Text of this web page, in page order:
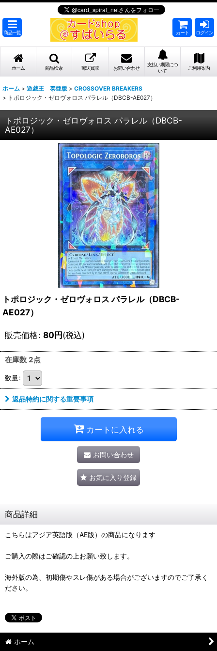
商品一覧 カート ログイン
ホーム 商品検索 郵送買取 お問い合わせ
支払い期限につ
いて
ご利用案内
ホーム > 遊戯王 泰亜版 > CROSSOVER BREAKERS
> トポロジック・ゼロヴォロス パラレル（DBCB-AE027）
トポロジック・ゼロヴォロス パラレル（DBCB-
AE027）
トポロジック・ゼロヴォロス パラレル（DBCB-
AE027）
販売価格: 80円(税込)
在庫数 2点
数量:
返品特約に関する重要事項
カートに入れる
お問い合わせ
お気に入り登録
商品詳細
こちらはアジア英語版（AE版）の商品になります
ご購入の際はご確認の上お願い致します。
海外版の為、初期傷やスレ傷がある場合がございますのでご了承く
ださい。
ホーム